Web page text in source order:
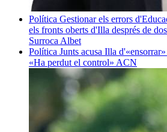
Política Gestionar els errors
els fronts oberts d'Illa després de
Surroca Albet
Política Junts acusa Illa
«Ha perdut el control» ACN